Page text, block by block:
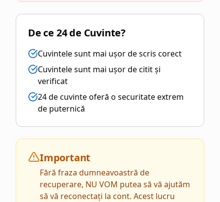
De ce 24 de Cuvinte?
Cuvintele sunt mai ușor de scris corect
Cuvintele sunt mai ușor de citit și
verificat
24 de cuvinte oferă o securitate extrem
de puternică
Important
Fără fraza dumneavoastră de
recuperare, NU VOM putea să vă ajutăm
să vă reconectați la cont. Acest lucru